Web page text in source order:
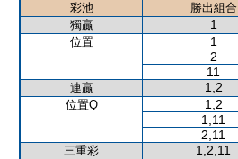
彩池 勝出組合
獨贏
1
位置 1
2
11
連贏 1,2
位置Q 1,2
1,11
2,11
三重彩 1,2,11